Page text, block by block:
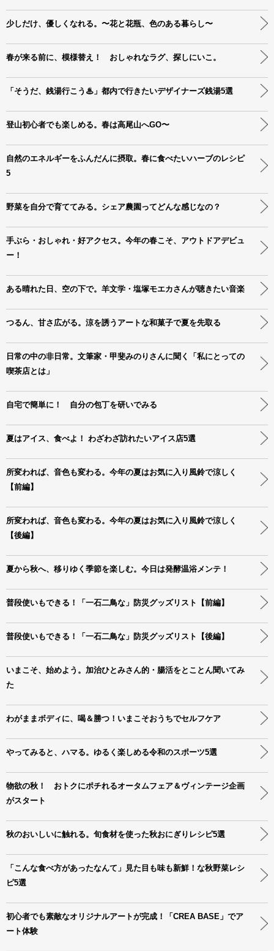
少しだけ、優しくなれる。〜花と花瓶、色のある暮らし〜
春が来る前に、模様替え！ おしゃれなラグ、探しにいこ。
「そうだ、銭湯行こう♨」都内で行きたいデザイナーズ銭湯5選
登山初心者でも楽しめる。春は高尾山へGO〜
自然のエネルギーをふんだんに摂取。春に食べたいハーブのレシピ
5
野菜を自分で育ててみる。シェア農園ってどんな感じなの？
手ぶら・おしゃれ・好アクセス。今年の春こそ、アウトドアデビュ
ー！
ある晴れた日、空の下で。羊文学・塩塚モエカさんが聴きたい音楽
つるん、甘さ広がる。涼を誘うアートな和菓子で夏を先取る
日常の中の非日常。文筆家・甲斐みのりさんに聞く「私にとっての
喫茶店とは」
自宅で簡単に！ 自分の包丁を研いでみる
夏はアイス、食べよ！ わざわざ訪れたいアイス店5選
所変われば、音色も変わる。今年の夏はお気に入り風鈴で涼しく
【前編】
所変われば、音色も変わる。今年の夏はお気に入り風鈴で涼しく
【後編】
夏から秋へ、移りゆく季節を楽しむ。今日は発酵温浴メンテ！
普段使いもできる！「一石二鳥な」防災グッズリスト【前編】
普段使いもできる！「一石二鳥な」防災グッズリスト【後編】
いまこそ、始めよう。加治ひとみさん的・腸活をとことん聞いてみ
た
わがままボディに、喝＆勝つ！いまこそおうちでセルフケア
やってみると、ハマる。ゆるく楽しめる令和のスポーツ5選
物欲の秋！ おトクにポチれるオータムフェア＆ヴィンテージ企画
がスタート
秋のおいしいに触れる。旬食材を使った秋おにぎりレシピ5選
「こんな食べ方があったなんて」見た目も味も新鮮！な秋野菜レシ
ピ5選
初心者でも素敵なオリジナルアートが完成！「CREA BASE」でア
ート体験